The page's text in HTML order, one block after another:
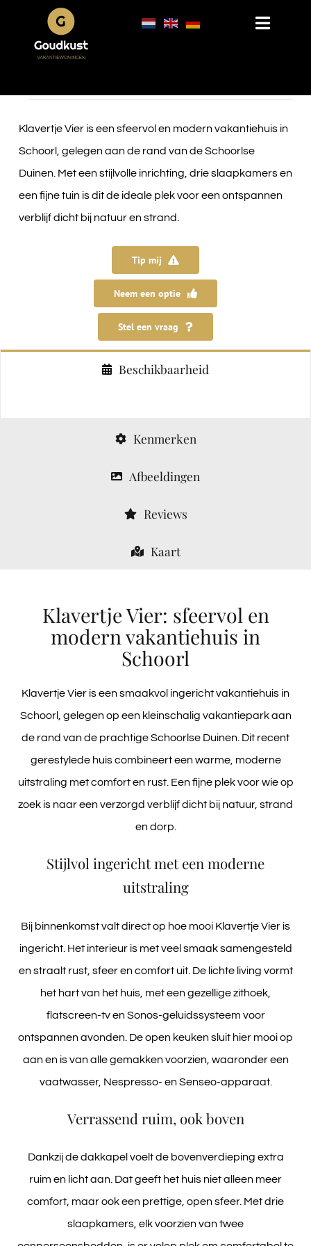
content
Toggle
Appartementen
Omgeving
Egmond aan Zee
Klavertje Vier is een sfeervol en modern vakantiehuis in
Schoorl, gelegen aan de rand van de Schoorlse
Duinen. Met een stijlvolle inrichting, drie slaapkamers en
een fijne tuin is dit de ideale plek voor een ontspannen
verblijf dicht bij natuur en strand.
Tip mij
Neem een optie
Stel een vraag
Beschikbaarheid
Kenmerken
Afbeeldingen
Reviews
Kaart
Klavertje Vier: sfeervol en
modern vakantiehuis in
Schoorl
Klavertje Vier is een smaakvol ingericht vakantiehuis in
Schoorl, gelegen op een kleinschalig vakantiepark aan
de rand van de prachtige Schoorlse Duinen. Dit recent
gerestylede huis combineert een warme, moderne
uitstraling met comfort en rust. Een fijne plek voor wie op
zoek is naar een verzorgd verblijf dicht bij natuur, strand
en dorp.
Stijlvol ingericht met een moderne
uitstraling
Bij binnenkomst valt direct op hoe mooi Klavertje Vier is
ingericht. Het interieur is met veel smaak samengesteld
en straalt rust, sfeer en comfort uit. De lichte living vormt
het hart van het huis, met een gezellige zithoek,
flatscreen-tv en Sonos-geluidssysteem voor
ontspannen avonden. De open keuken sluit hier mooi op
aan en is van alle gemakken voorzien, waaronder een
vaatwasser, Nespresso- en Senseo-apparaat.
Verrassend ruim, ook boven
Dankzij de dakkapel voelt de bovenverdieping extra
ruim en licht aan. Dat geeft het huis niet alleen meer
comfort, maar ook een prettige, open sfeer. Met drie
slaapkamers, elk voorzien van twee